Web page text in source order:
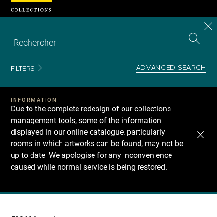
FILTERS ADVANCED SEARCH
INFORMATION
Due to the complete redesign of our collections
management tools, some of the information
displayed in our online catalogue, particularly
rooms in which artworks can be found, may not be
up to date. We apologise for any inconvenience
caused while normal service is being restored.
Recherche
Cookies management panel